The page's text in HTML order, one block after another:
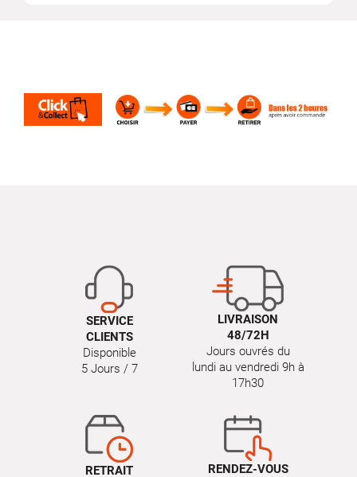
SERVICE
CLIENTS
Disponible
5 Jours / 7
LIVRAISON
48/72H
Jours ouvrés du
lundi au vendredi 9h à
17h30
RETRAIT RENDEZ-VOUS